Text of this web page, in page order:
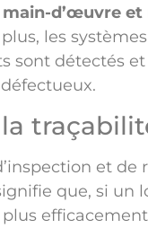
d’œuvre
plus, les
sont détectés
et
que, si un